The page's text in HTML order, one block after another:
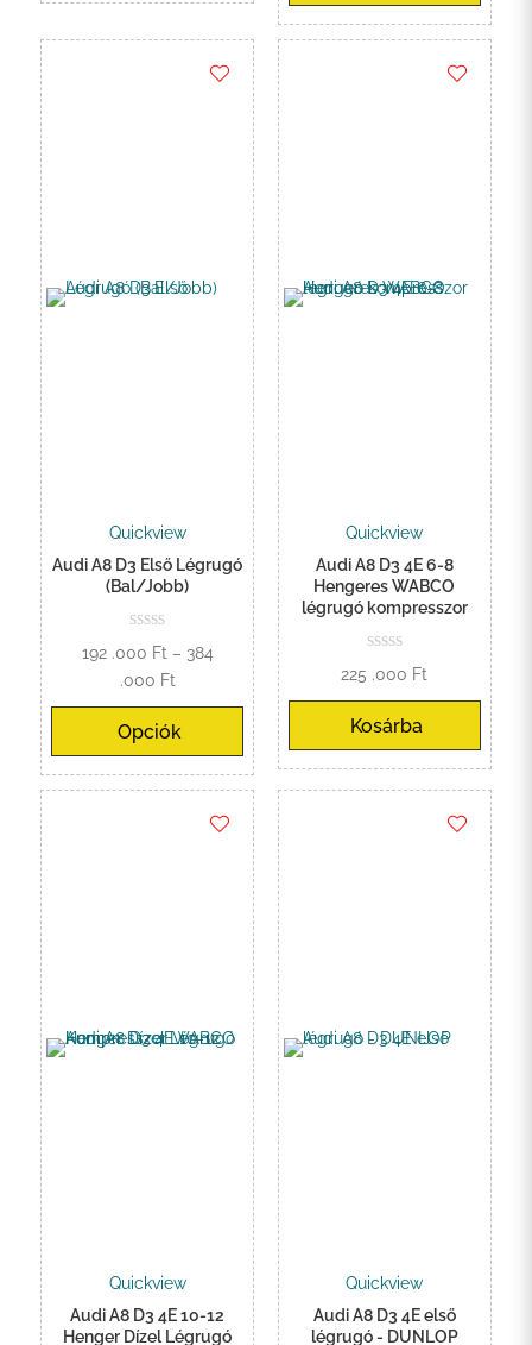
.000 Ft
Quickview
Audi A8 D3 Első Légrugó
(Bal/Jobb)
192 .000 Ft – 384
.000 FtÁrtartomány:
192
.000 Ft
-
384
.000 Ft
Opciók
Quickview
Audi A8 D3 4E 6-8
Hengeres WABCO
légrugó kompresszor
225 .000 Ft
Kosárba
Quickview
Audi A8 D3 4E 10-12
Henger Dízel Légrugó
Quickview
Audi A8 D3 4E első
légrugó - DUNLOP